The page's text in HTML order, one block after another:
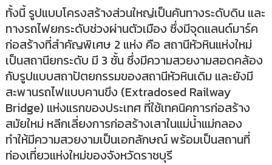
ทั้งนี้ รูปแบบโครงสร้างส่วนใหญ่เป็นคันทางระดับดิน และ
ทางรถไฟยกระดับช่วงผ่านตัวเมือง ซึ่งมีจุดแลนด์มาร์ค
ก่อสร้างที่สำคัญพิเศษ 2 แห่ง คือ สถานีหัวหินแห่งใหม่
เป็นสถานียกระดับ มี 3 ชั้น ซึ่งมีความสวยงามสอดคล้อง
กับรูปแบบสถาปัตยกรรมของสถานีหัวหินเดิม และยังมี
สะพานรถไฟแบบคานขึง (Extradosed Railway
Bridge) แห่งแรกของประเทศ ที่ใช้เทคนิคการก่อสร้าง
สมัยใหม่ หลีกเลี่ยงการก่อสร้างเสาในแม่น้ำแม่กลอง
ทำให้มีความสวยงามเป็นเอกลักษณ์ พร้อมเป็นสถานที่
ท่องเที่ยวแห่งใหม่ของจังหวัดราชบุรี